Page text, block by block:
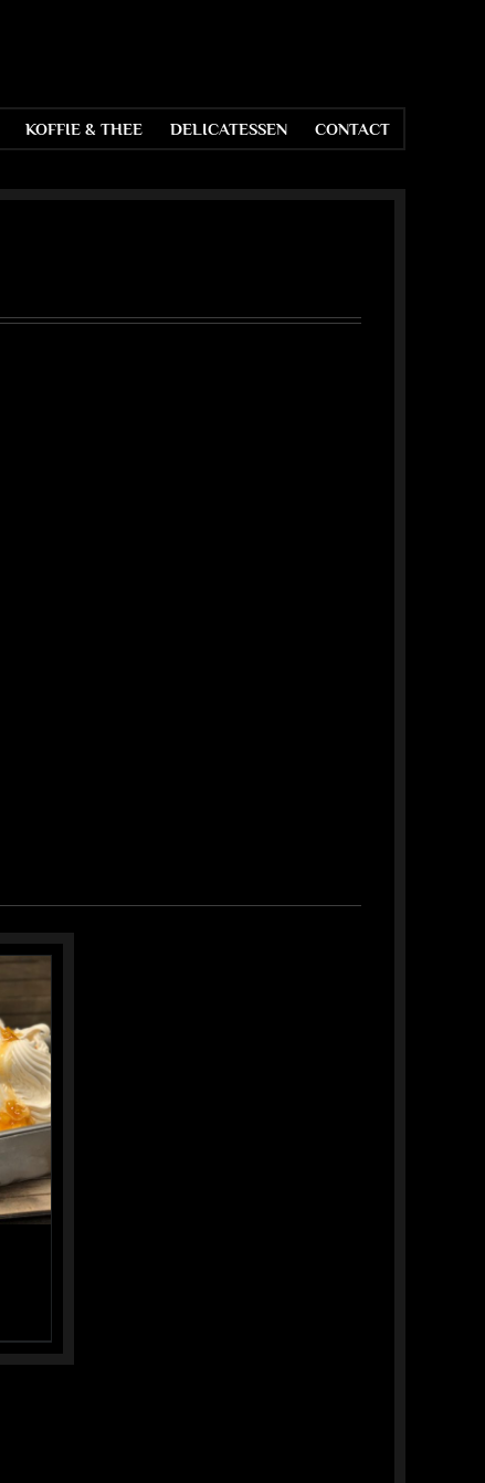
KOFFIE & THEE DELICATESSEN CONTACT